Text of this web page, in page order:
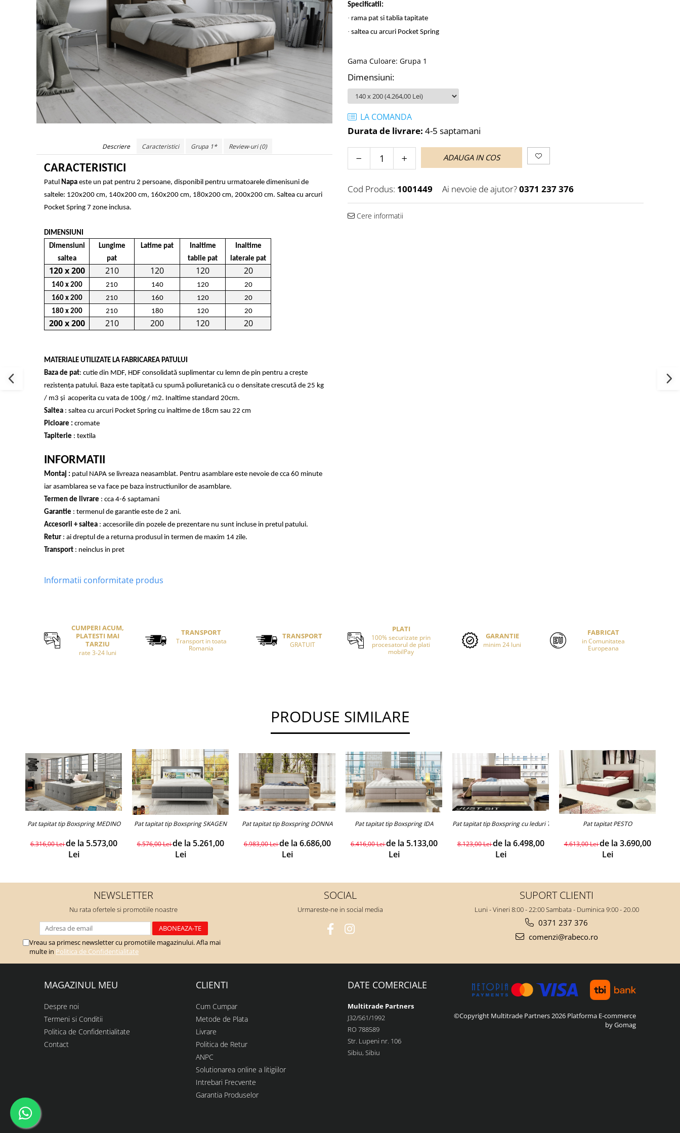
Specificatii:
· rama pat si tablia tapitate
· saltea cu arcuri Pocket Spring
Gama Culoare: Grupa 1
Dimensiuni:
LA COMANDA
Durata de livrare: 4-5 saptamani
ADAUGA IN COS
Cod Produs: 1001449 Ai nevoie de ajutor?0371 237 376
Cere informatii
Descriere Caracteristici Grupa 1* Review-uri(0)
CARACTERISTICI
Patul Napa este un pat pentru 2 persoane, disponibil pentru urmatoarele dimenisuni de
saltele: 120x200 cm, 140x200 cm, 160x200 cm, 180x200 cm, 200x200 cm. Saltea cu arcuri
Pocket Spring 7 zone inclusa.
DIMENSIUNI
Dimensiuni
saltea
Lungime
pat
Latime pat
Inaltime
tablie pat
Inaltime
laterale pat
120 x 200 210 120 120 20
140 x 200 210 140 120
20
160 x 200
210 160 120
20
180 x 200
210 180 120 20
200 x 200 210 200 120 20
MATERIALE UTILIZATE LA FABRICAREA PATULUI
Baza de pat: cutie din MDF, HDF consolidată suplimentar cu lemn de pin pentru a crește
rezistența patului. Baza este tapițată cu spumă poliuretanică cu o densitate crescută de 25 kg
/ m3 și acoperita cu vata de 100g / m2. Inaltime standard 20cm.
Saltea : saltea cu arcuri Pocket Spring cu inaltime de 18cm sau 22 cm
Picioare : cromate
Tapiterie : textila
INFORMATII
Montaj : patul NAPA se livreaza neasamblat. Pentru asamblare este nevoie de cca 60 minute
iar asamblarea se va face pe baza instructiunilor de asamblare.
Termen de livrare : cca 4-6 saptamani
Garantie : termenul de garantie este de 2 ani.
Accesorii + saltea : accesoriile din pozele de prezentare nu sunt incluse in pretul patului.
Retur : ai dreptul de a returna produsul in termen de maxim 14 zile.
Transport : neinclus in pret
Informatii conformitate produs
CUMPERI ACUM,
PLATESTI MAI
TARZIU
rate 3-24 luni
TRANSPORT
Transport in toata
Romania
TRANSPORT
GRATUIT
PLATI
100% securizate prin
procesatorul de plati
mobilPay
GARANTIE
minim 24 luni
FABRICAT
in Comunitatea
Europeana
PRODUSE SIMILARE
Pat tapitat tip Boxspring MEDINO
6.316,00 Leide la 5.573,00
Lei
Pat tapitat tip Boxspring SKAGEN
6.576,00 Leide la 5.261,00
Lei
Pat tapitat tip Boxspring DONNA
6.983,00 Leide la 6.686,00
Lei
Pat tapitat tip Boxspring IDA
6.416,00 Leide la 5.133,00
Lei
Pat tapitat tip Boxspring cu leduri TRENTO LED
8.123,00 Leide la 6.498,00
Lei
Pat tapitat PESTO
4.613,00 Leide la 3.690,00
Lei
NEWSLETTER
Nu rata ofertele si promotiile noastre
Vreau sa primesc newsletter cu promotiile magazinului. Afla mai
multe in Politica de Confidentialitate
SOCIAL
Urmareste-ne in social media
SUPORT CLIENTI
Luni - Vineri 8:00 - 22:00 Sambata - Duminica 9:00 - 20.00
0371 237 376
comenzi@rabeco.ro
MAGAZINUL MEU
Despre noi
Termeni si Conditii
Politica de Confidentialitate
Contact
CLIENTI
Cum Cumpar
Metode de Plata
Livrare
Politica de Retur
ANPC
Solutionarea online a litigiilor
Intrebari Frecvente
Garantia Produselor
DATE COMERCIALE
Multitrade Partners
J32/561/1992
RO 788589
Str. Lupeni nr. 106
Sibiu, Sibiu
©Copyright Multitrade Partners 2026 Platforma E-commerce
by Gomag